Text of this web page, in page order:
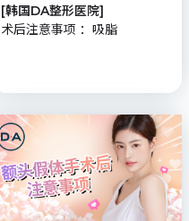
[韩国DA整形医院]
术后注意事项 ：吸脂